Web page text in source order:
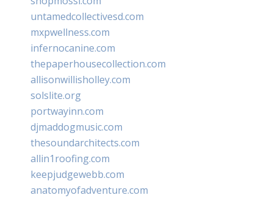
untamedcollectivesd.com
mxpwellness.com
infernocanine.com
thepaperhousecollection.com
allisonwillisholley.com
solslite.org
portwayinn.com
djmaddogmusic.com
thesoundarchitects.com
allin1roofing.com
keepjudgewebb.com
anatomyofadventure.com